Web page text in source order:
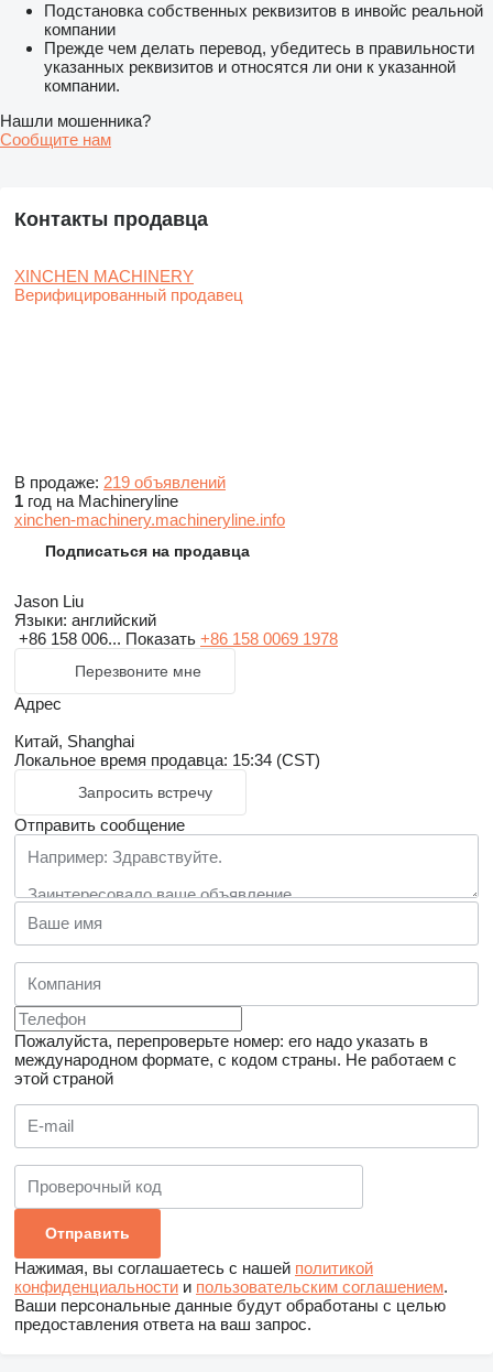
Подстановка собственных реквизитов в инвойс реальной
компании
Прежде чем делать перевод, убедитесь в правильности
указанных реквизитов и относятся ли они к указанной
компании.
Нашли мошенника?
Сообщите нам
Контакты продавца
XINCHEN MACHINERY
Верифицированный продавец
В продаже: 219 объявлений
1 год на Machineryline
xinchen-machinery.machineryline.info
Подписаться на продавца
Jason Liu
Языки: английский
+86 158 006... Показать +86 158 0069 1978
Перезвоните мне
Адрес
Китай, Shanghai
Локальное время продавца: 15:34 (CST)
Запросить встречу
Отправить сообщение
Пожалуйста, перепроверьте номер: его надо указать в
международном формате, с кодом страны. Не работаем с
этой страной
Нажимая, вы соглашаетесь с нашей политикой
конфиденциальности и пользовательским соглашением.
Ваши персональные данные будут обработаны с целью
предоставления ответа на ваш запрос.